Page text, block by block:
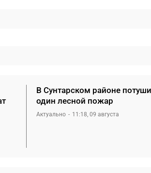
В Сунтарском районе
один лесной пожар
Актуально 11:18, 09 августа